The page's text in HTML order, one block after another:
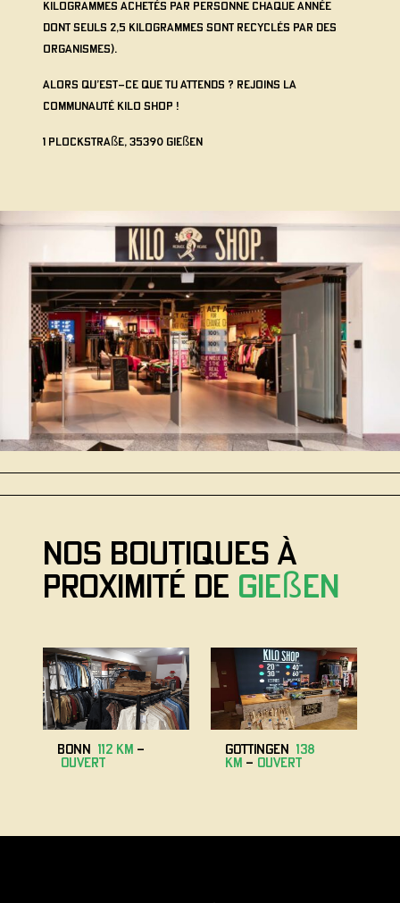
kilogrammes achetés par personne chaque année
dont seuls 2,5 kilogrammes sont recyclés par des
organismes).
Alors qu’est-ce que tu attends ? Rejoins la
communauté Kilo Shop !
1 Plockstraße, 35390 Gießen
nos boutiques à
proximité de Gießen
Bonn 112 km -
ouvert
GOTTINGEN
138
km - ouvert